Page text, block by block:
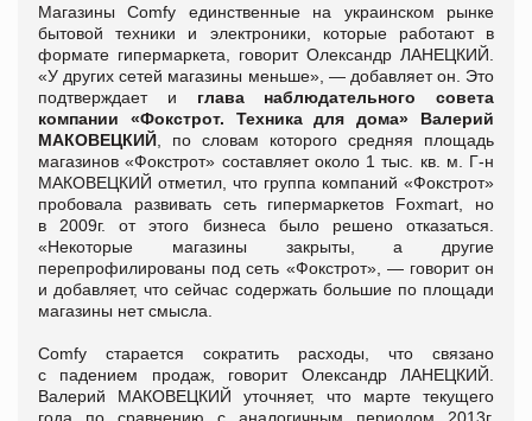
Магазины Comfy единственные на украинском рынке
бытовой техники и электроники, которые работают в
формате гипермаркета, говорит Олександр ЛАНЕЦКИЙ.
«У других сетей магазины меньше», — добавляет он. Это
подтверждает и глава наблюдательного совета
компании «Фокстрот. Техника для дома» Валерий
МАКОВЕЦКИЙ , по словам которого средняя площадь
магазинов «Фокстрот» составляет около 1 тыс. кв. м. Г-н
МАКОВЕЦКИЙ отметил, что группа компаний «Фокстрот»
пробовала развивать сеть гипермаркетов Foxmart, но
в 2009г. от этого бизнеса было решено отказаться.
«Некоторые магазины закрыты, а другие
перепрофилированы под сеть «Фокстрот», — говорит он
и добавляет, что сейчас содержать большие по площади
магазины нет смысла.
Comfy старается сократить расходы, что связано
с падением продаж, говорит Олександр ЛАНЕЦКИЙ.
Валерий МАКОВЕЦКИЙ уточняет, что марте текущего
года по сравнению с аналогичным периодом 2013г.